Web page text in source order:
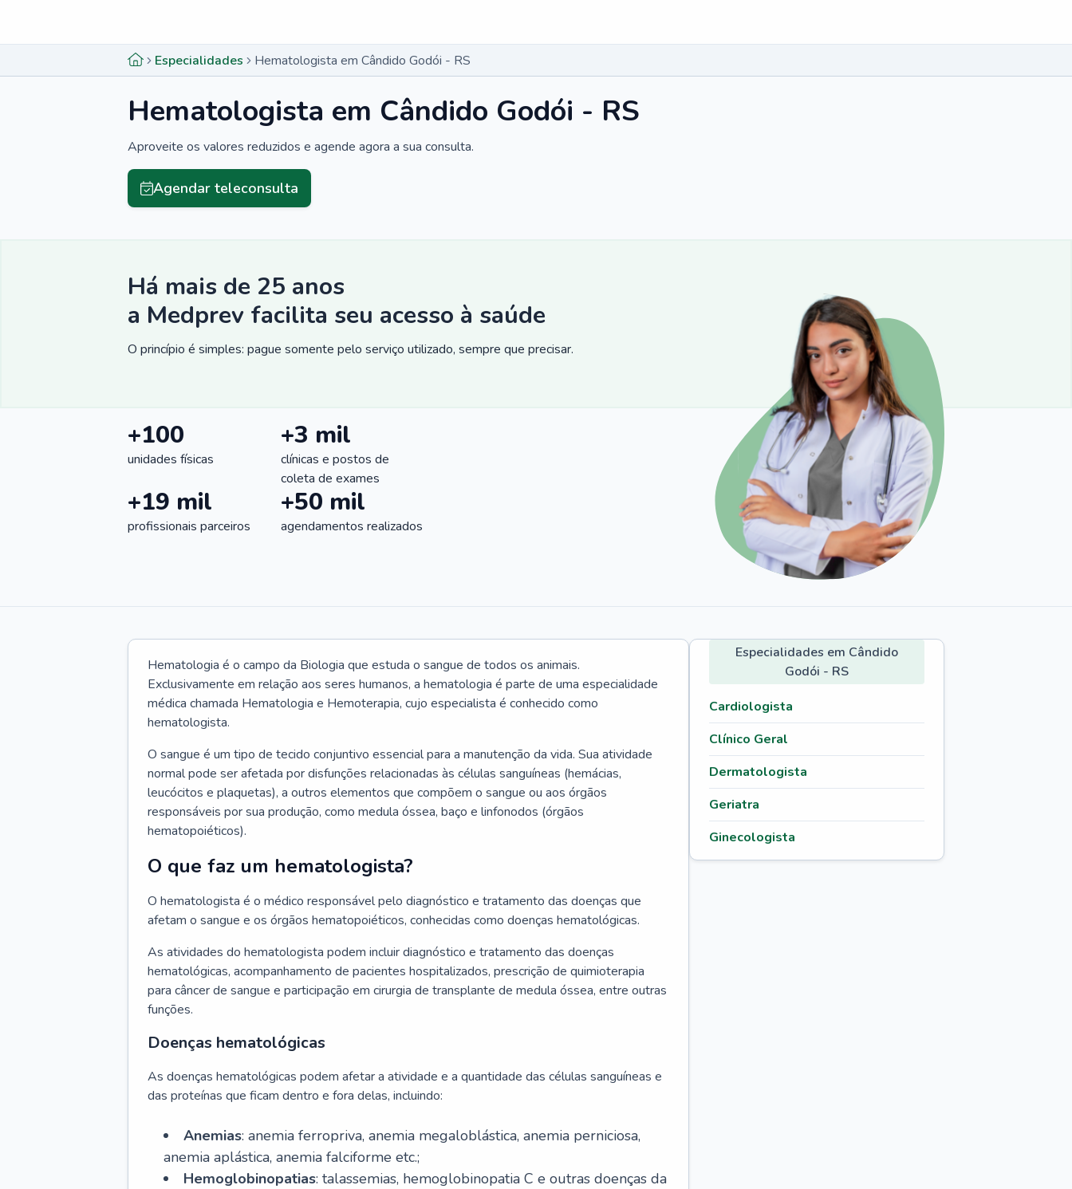
Especialidades Hematologista em Cândido Godói - RS
Hematologista em Cândido Godói - RS
Aproveite os valores reduzidos e agende agora a sua consulta.
Agendar teleconsulta
Há mais de 25 anos
a Medprev facilita seu acesso à saúde
O princípio é simples: pague somente pelo serviço utilizado, sempre que precisar.
+100
unidades físicas
+3 mil
clínicas e postos de
coleta de exames
+19 mil
profissionais parceiros
+50 mil
agendamentos realizados
Hematologia é o campo da Biologia que estuda o sangue de todos os animais.
Exclusivamente em relação aos seres humanos, a hematologia é parte de uma especialidade
médica chamada Hematologia e Hemoterapia, cujo especialista é conhecido como
hematologista.
O sangue é um tipo de tecido conjuntivo essencial para a manutenção da vida. Sua atividade
normal pode ser afetada por disfunções relacionadas às células sanguíneas (hemácias,
leucócitos e plaquetas), a outros elementos que compõem o sangue ou aos órgãos
responsáveis por sua produção, como medula óssea, baço e linfonodos (órgãos
hematopoiéticos).
O que faz um hematologista?
O hematologista é o médico responsável pelo diagnóstico e tratamento das doenças que
afetam o sangue e os órgãos hematopoiéticos, conhecidas como doenças hematológicas.
As atividades do hematologista podem incluir diagnóstico e tratamento das doenças
hematológicas, acompanhamento de pacientes hospitalizados, prescrição de quimioterapia
para câncer de sangue e participação em cirurgia de transplante de medula óssea, entre outras
funções.
Doenças hematológicas
As doenças hematológicas podem afetar a atividade e a quantidade das células sanguíneas e
das proteínas que ficam dentro e fora delas, incluindo:
Anemias: anemia ferropriva, anemia megaloblástica, anemia perniciosa,
anemia aplástica, anemia falciforme etc.;
Hemoglobinopatias: talassemias, hemoglobinopatia C e outras doenças da
Especialidades em Cândido
Godói - RS
Cardiologista
Clínico Geral
Dermatologista
Geriatra
Ginecologista